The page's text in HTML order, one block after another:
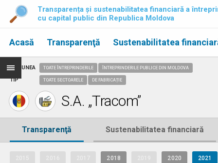
Transparența și sustenabilitatea financiară a
cu capital public din Republica Moldova
Acasă Transparenţă Sustenabilitatea
REGIUNEA
TIP
TOATE ÎNTREPRINDERILE ÎNTREPRINDERILE PUBLICE DIN MOLDOVA
TOATE SECTOARELE DE FABRICAȚIE
S.A. „Tracom”
Transparenţă Sustenabilitatea financiară
2018 2020 2021